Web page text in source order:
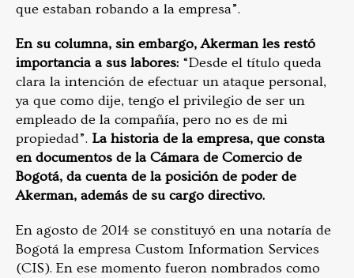
que estaban robando a la empresa”.
En su columna, sin embargo, Akerman les restó
importancia a sus labores: “Desde el título queda
clara la intención de efectuar un ataque personal,
ya que como dije, tengo el privilegio de ser un
empleado de la compañía, pero no es de mi
propiedad”. La historia de la empresa, que consta
en documentos de la Cámara de Comercio de
Bogotá, da cuenta de la posición de poder de
Akerman, además de su cargo directivo.
En agosto de 2014 se constituyó en una notaría de
Bogotá la empresa Custom Information Services
(CIS). En ese momento fueron nombrados como